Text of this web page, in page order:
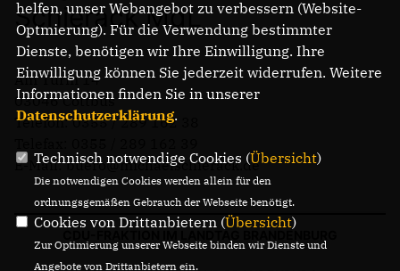
Schierack MdL
Am Turm 14
03046 Cottbus
Telefon: 0355 / 289 162 38
E-Mail: buero@michaelschierack.de
helfen, unser Webangebot zu verbessern (Website-
Optmierung). Für die Verwendung bestimmter
Dienste, benötigen wir Ihre Einwilligung. Ihre
Einwilligung können Sie jederzeit widerrufen. Weitere
Informationen finden Sie in unserer
Datenschutzerklärung.
Technisch notwendige Cookies (Übersicht)
Die notwendigen Cookies werden allein für den
ordnungsgemäßen Gebrauch der Webseite benötigt.
Cookies von Drittanbietern (Übersicht)
Zur Optimierung unserer Webseite binden wir Dienste und
Angebote von Drittanbietern ein.